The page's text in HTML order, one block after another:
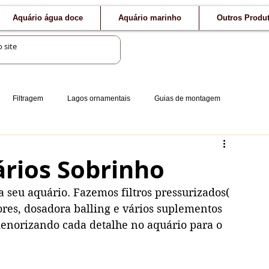
Aquário água doce Aquário marinho Outros
Filtragem Lagos ornamentais Guias de montagem
Sobrinho
dosadora balling e vários suplementos
cada detalhe no aquário para o